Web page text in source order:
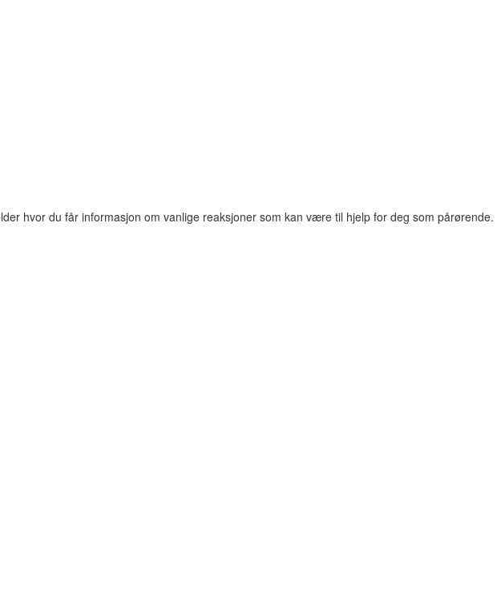
hvor du får informasjon om vanlige reaksjoner som kan være til hjelp for deg som pårørende.